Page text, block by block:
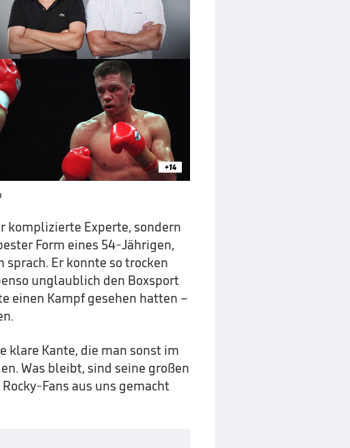
+14
komplizierte Experte, sondern
Form eines 54-Jährigen,
Er konnte so trocken
unglaublich den Boxsport
einen Kampf gesehen hatten –
klare Kante, die man sonst im
Was bleibt, sind seine großen
Fans aus uns gemacht